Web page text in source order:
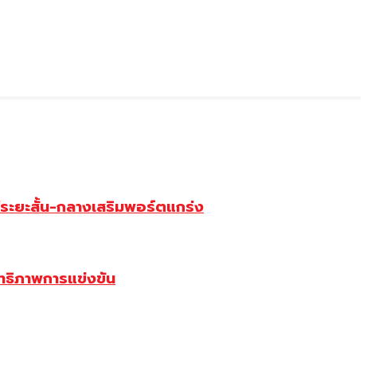
ยะสั้น-กลางเสริมพอร์ตแกร่ง
ภาพการแข่งขัน